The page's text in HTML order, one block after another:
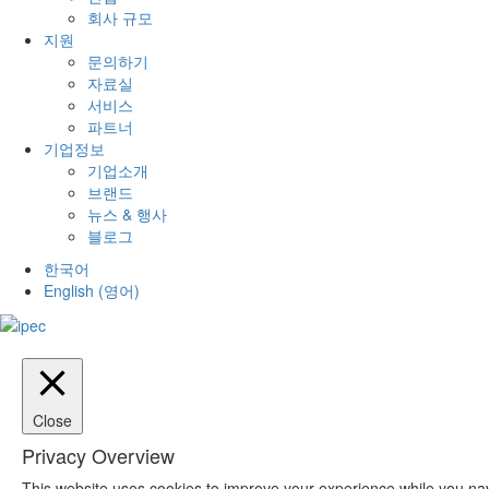
회사 규모
지원
문의하기
자료실
서비스
파트너
기업정보
기업소개
브랜드
뉴스 & 행사
블로그
한국어
English (영어)
Close
Privacy Overview